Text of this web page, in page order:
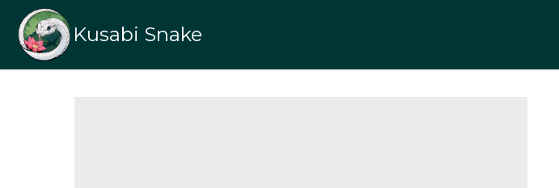
Kusabi Snake